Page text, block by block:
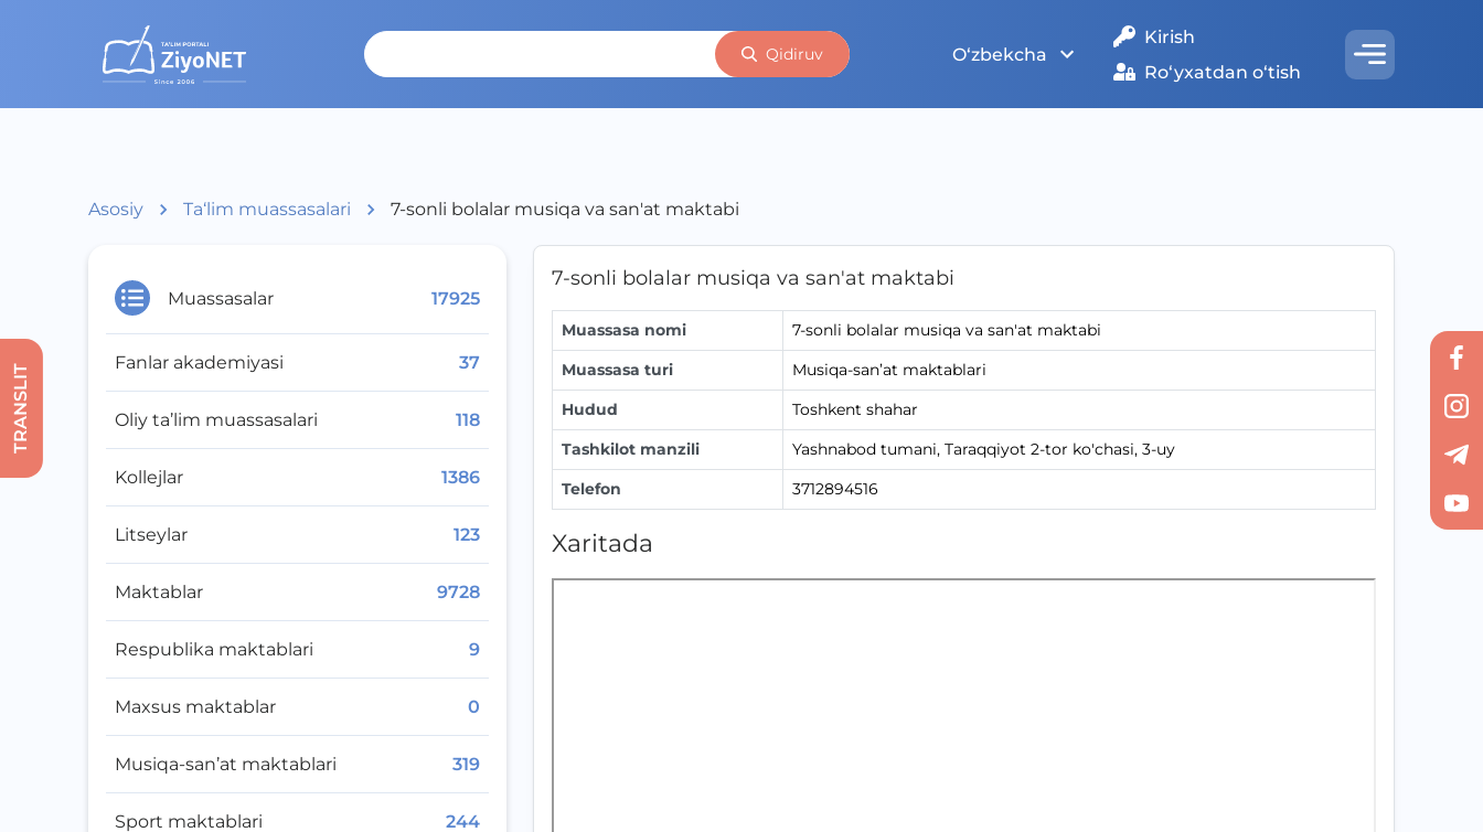
Qidiruv O‘zbekcha
Kirish
Ro‘yxatdan o‘tish
Asosiy Ta‘lim muassasalari 7-sonli bolalar musiqa va san'at maktabi
Muassasalar 17925
Fanlar akademiyasi 37
Oliy ta’lim muassasalari 118
Kollejlar 1386
Litseylar 123
Maktablar 9728
Respublika maktablari 9
Maxsus maktablar 0
Musiqa-san’at maktablari 319
Sport maktablari 244
7-sonli bolalar musiqa va san'at maktabi
Muassasa nomi
7-sonli bolalar musiqa va san'at maktabi
Muassasa turi
Musiqa-san’at maktablari
Hudud
Toshkent shahar
Tashkilot manzili
Yashnabod tumani, Taraqqiyot 2-tor ko'chasi, 3-uy
Telefon
3712894516
Xaritada
TRANSLIT